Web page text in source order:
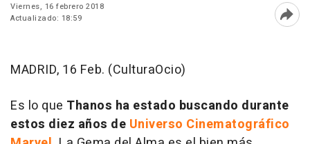
Viernes, 16 febrero 2018
Actualizado: 18:59
MADRID, 16 Feb. (CulturaOcio)
Es lo que Thanos ha estado buscando durante
estos diez años de Universo Cinematográfico